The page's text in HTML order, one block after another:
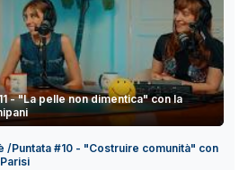
- "La pelle non dimentica" con la
/Puntata #10 - "Costruire comunità" con